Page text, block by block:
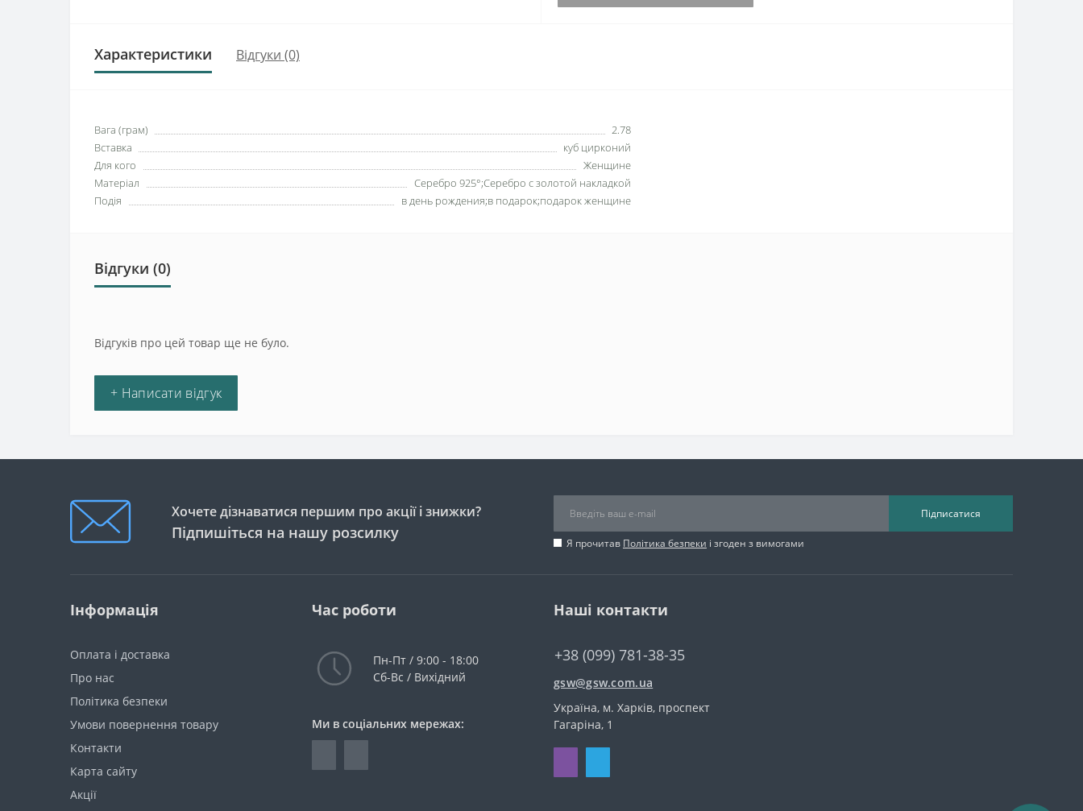
Характеристики Відгуки (0)
Вага (грам)
2.78
Вставка
куб цирконий
Для кого
Женщине
Матеріал
Серебро 925°;Серебро с золотой накладкой
Подія
в день рождения;в подарок;подарок женщине
Відгуки (0)
Відгуків про цей товар ще не було.
+ Написати відгук
Хочете дізнаватися першим про акції і знижки?
Підпишіться на нашу розсилку
Підписатися
Я прочитав Політика безпеки і згоден з вимогами
Інформація
Оплата і доставка
Про нас
Політика безпеки
Умови повернення товару
Контакти
Карта сайту
Акції
Час роботи
Пн-Пт / 9:00 - 18:00
Сб-Вс / Вихідний
Ми в соціальних мережах:
Наші контакти
+38 (099) 781-38-35
gsw@gsw.com.ua
Україна, м. Харків, проспект
Гагаріна, 1